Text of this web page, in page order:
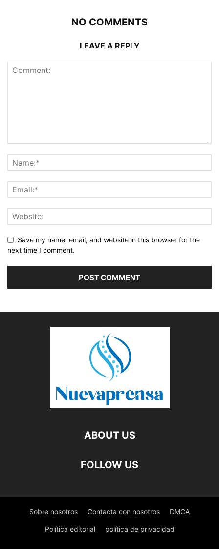
NO COMMENTS
LEAVE A REPLY
Save my name, email, and website in this browser for the
next time I comment.
ABOUT US
FOLLOW US
Sobre nosotros Contacta con nosotros DMCA
Política editorial política de privacidad